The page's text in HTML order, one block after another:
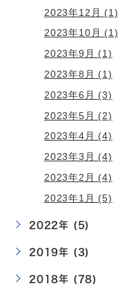
2023年12月 (1)
2023年10月 (1)
2023年9月 (1)
2023年8月 (1)
2023年6月 (3)
2023年5月 (2)
2023年4月 (4)
2023年3月 (4)
2023年2月 (4)
2023年1月 (5)
2022年 (5)
2019年 (3)
2018年 (78)